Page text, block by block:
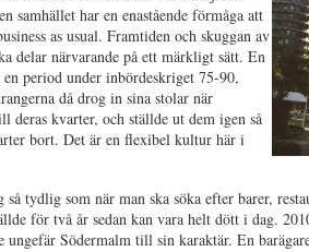
samhället har en enastående förmåga att
as usual. Framtiden och skuggan av
delar närvarande på ett märkligt sätt. En
period under inbördeskriget 75-90,
då drog in sina stolar när
kvarter, och ställde ut dem igen så
bort. Det är en flexibel kultur här i
tydlig som när man ska söka efter barer,
för två år sedan kan vara helt dött i dag.
ungefär Södermalm till sin karaktär. En